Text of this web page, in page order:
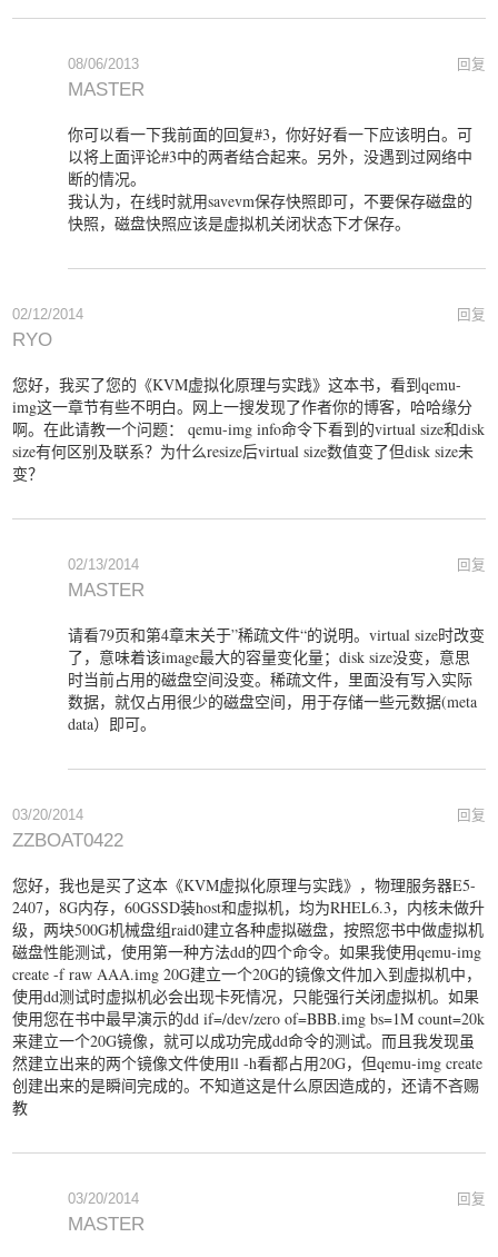
回复
08/06/2013
MASTER
你可以看一下我前面的回复#3，你好好看一下应该明白。可
以将上面评论#3中的两者结合起来。另外，没遇到过网络中
断的情况。
我认为，在线时就用savevm保存快照即可，不要保存磁盘的
快照，磁盘快照应该是虚拟机关闭状态下才保存。
回复
02/12/2014
RYO
您好，我买了您的《KVM虚拟化原理与实践》这本书，看到qemu-
img这一章节有些不明白。网上一搜发现了作者你的博客，哈哈缘分
啊。在此请教一个问题： qemu-img info命令下看到的virtual size和disk
size有何区别及联系？为什么resize后virtual size数值变了但disk size未
变？
回复
02/13/2014
MASTER
请看79页和第4章末关于”稀疏文件“的说明。virtual size时改变
了，意味着该image最大的容量变化量；disk size没变，意思
时当前占用的磁盘空间没变。稀疏文件，里面没有写入实际
数据，就仅占用很少的磁盘空间，用于存储一些元数据(meta
data）即可。
回复
03/20/2014
ZZBOAT0422
您好，我也是买了这本《KVM虚拟化原理与实践》，物理服务器E5-
2407，8G内存，60GSSD装host和虚拟机，均为RHEL6.3，内核未做升
级，两块500G机械盘组raid0建立各种虚拟磁盘，按照您书中做虚拟机
磁盘性能测试，使用第一种方法dd的四个命令。如果我使用qemu-img
create -f raw AAA.img 20G建立一个20G的镜像文件加入到虚拟机中，
使用dd测试时虚拟机必会出现卡死情况，只能强行关闭虚拟机。如果
使用您在书中最早演示的dd if=/dev/zero of=BBB.img bs=1M count=20k
来建立一个20G镜像，就可以成功完成dd命令的测试。而且我发现虽
然建立出来的两个镜像文件使用ll -h看都占用20G，但qemu-img create
创建出来的是瞬间完成的。不知道这是什么原因造成的，还请不吝赐
教
回复
03/20/2014
MASTER